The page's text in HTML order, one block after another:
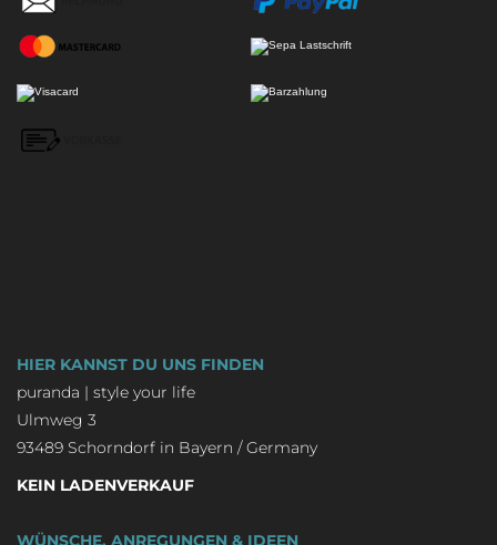
HIER KANNST DU UNS FINDEN
puranda | style your life
Ulmweg 3
93489 Schorndorf in Bayern / Germany
KEIN LADENVERKAUF
WÜNSCHE, ANREGUNGEN & IDEEN